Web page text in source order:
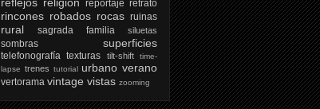
reportaje retrato
rincones robados rocas ruinas
rural sagrada familia siluetas
sombras superficies
telefonografía texturas tilt-shift
time-
lapse trenes tutorial urbano verano
vertorama vintage vistas zooming